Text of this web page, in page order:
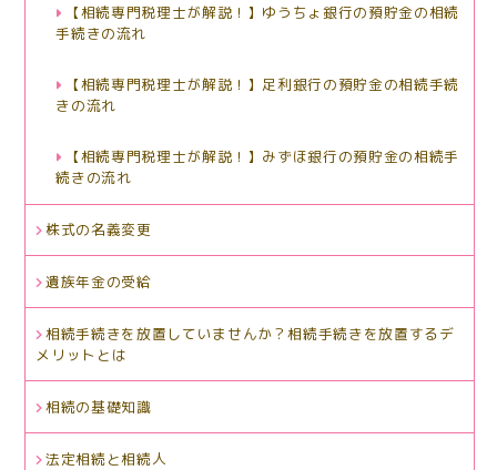
【相続専門税理士が解説！】ゆうちょ銀行の預貯金の相続
手続きの流れ
【相続専門税理士が解説！】足利銀行の預貯金の相続手続
きの流れ
【相続専門税理士が解説！】みずほ銀行の預貯金の相続手
続きの流れ
株式の名義変更
遺族年金の受給
相続手続きを放置していませんか？相続手続きを放置するデ
メリットとは
相続の基礎知識
法定相続と相続人